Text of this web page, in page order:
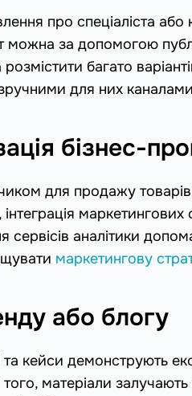
про спеціаліста
за допомогою
багато
для них
бізнес-
для продажу
маркетингових
аналітики
маркетингову
або блогу
кейси демонструють
матеріали